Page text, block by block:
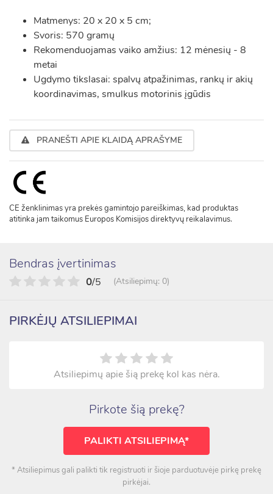
Matmenys: 20 x 20 x 5 cm;
Svoris: 570 gramų
Rekomenduojamas vaiko amžius: 12 mėnesių - 8
metai
Ugdymo tikslasai: spalvų atpažinimas, rankų ir akių
koordinavimas, smulkus motorinis įgūdis
PRANEŠTI APIE KLAIDĄ APRAŠYME
CE ženklinimas yra prekės gamintojo pareiškimas, kad produktas
atitinka jam taikomus Europos Komisijos direktyvų reikalavimus.
Bendras įvertinimas
0/5 (Atsiliepimų: 0)
PIRKĖJŲ ATSILIEPIMAI
Atsiliepimų apie šią prekę kol kas nėra.
Pirkote šią prekę?
PALIKTI ATSILIEPIMĄ*
* Atsiliepimus gali palikti tik registruoti ir šioje parduotuvėje pirkę prekę
pirkėjai.